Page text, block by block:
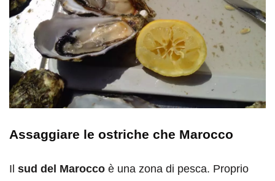
Assaggiare le ostriche che Marocco
Il sud del Marocco è una zona di pesca. Proprio